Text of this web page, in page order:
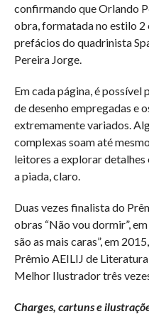
confirmando que Orlando
obra, formatada no estilo 2
prefácios do quadrinista
Pereira Jorge.
Em cada página, é
de desenho empregadas e
extremamente variados.
complexas soam até
leitores a explorar detalhes
a piada, claro.
Duas vezes finalista do
obras “Não vou dormir”,
são as mais caras”, em
Prêmio AEILIJ de
Melhor Ilustrador três
Charges, cartuns e